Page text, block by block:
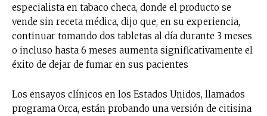
especialista en tabaco checa, donde el producto se
vende sin receta médica, dijo que, en su experiencia,
continuar tomando dos tabletas al día durante 3 meses
o incluso hasta 6 meses aumenta significativamente el
éxito de dejar de fumar en sus pacientes
Los ensayos clínicos en los Estados Unidos, llamados
programa Orca, están probando una versión de citisina